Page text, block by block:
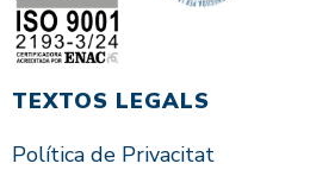
TEXTOS LEGALS
Política de Privacitat